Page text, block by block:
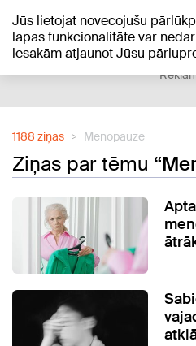
Jūs lietojat novecojušu
lapas funkcionalitāte var
iesakām atjaunot Jūsu
+16°C
1188 ziņas Menopauze
Ziņas par tēmu